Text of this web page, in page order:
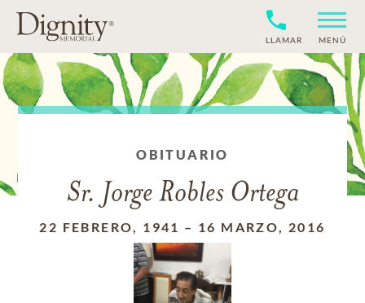
LLAMAR MENÚ
OBITUARIO
Sr. Jorge Robles Ortega
22 FEBRERO, 1941 – 16 MARZO, 2016